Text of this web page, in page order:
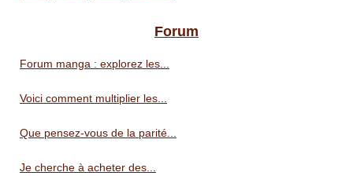
Forum
Forum manga : explorez les...
Voici comment multiplier les...
Que pensez-vous de la parité...
Je cherche à acheter des...